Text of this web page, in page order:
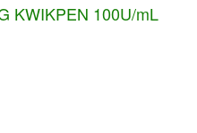
KWIKPEN 100U/mL